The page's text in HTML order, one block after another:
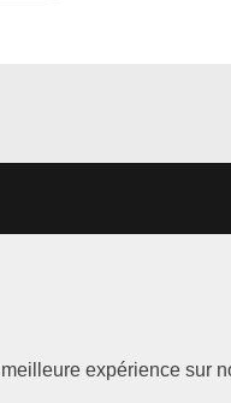
expérience sur